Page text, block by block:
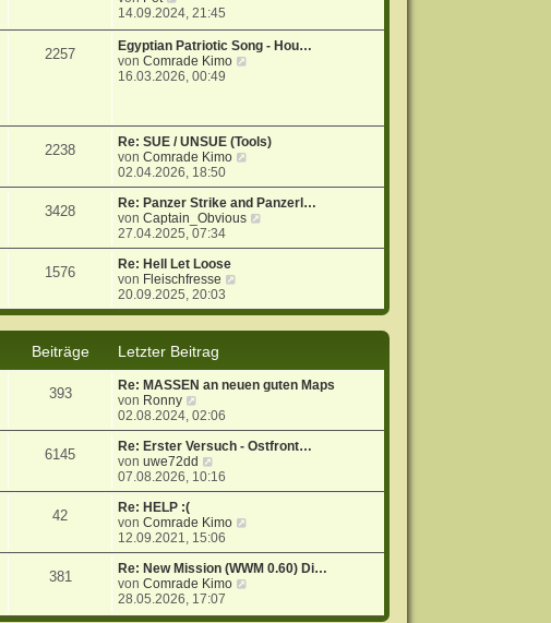
a
g
t
e
r
B
e
a
g
e
u
e
s
t
e
i
t
r
g
14.09.2024, 21:45
2257
Egyptian Patriotic Song - Hou…
vonComrade Kimo
t
e
i
16.03.2026, 00:49
2238
Re: SUE / UNSUE (Tools)
vonComrade Kimo
u
e
s
e
i
g
02.04.2026, 18:50
3428
Re: Panzer Strike and Panzerl…
vonCaptain_Obvious
u
e
i
t
g
27.04.2025, 07:34
1576
Re: Hell Let Loose
von Fleischfresse
u
e
r
i
t
g
20.09.2025, 20:03
Beiträge
Letzter Beitrag
393
Re: MASSEN an neuen guten Maps
von Ronny
e
u
e
s
t
e
B
e
i
t
a
g
02.08.2024, 02:06
6145
Re: Erster Versuch - Ostfront…
vonuwe72dd
e
u
s
t
e
r
B
e
i
07.08.2026, 10:16
42
Re: HELP :(
vonComrade Kimo
u
e
e
12.09.2021, 15:06
381
Re: New Mission (WWM 0.60) Di…
vonComrade Kimo
u
28.05.2026, 17:07